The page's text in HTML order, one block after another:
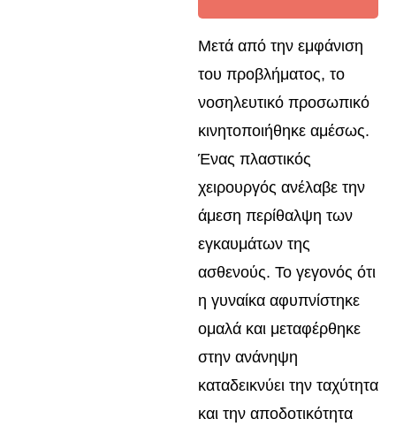
Μετά από την εμφάνιση
του προβλήματος, το
νοσηλευτικό προσωπικό
κινητοποιήθηκε αμέσως.
Ένας πλαστικός
χειρουργός ανέλαβε την
άμεση περίθαλψη των
εγκαυμάτων της
ασθενούς. Το γεγονός ότι
η γυναίκα αφυπνίστηκε
ομαλά και μεταφέρθηκε
στην ανάνηψη
καταδεικνύει την ταχύτητα
και την αποδοτικότητα